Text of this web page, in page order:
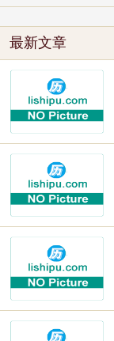
最新文章